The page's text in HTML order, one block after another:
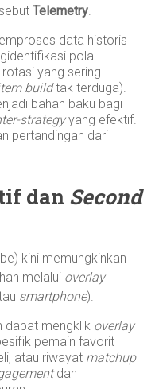
Telemetry.
data historis
pola
yang sering
buildtak terduga).
bahan baku bagi
strategyyang efektif.
pertandingan dari
dan Second
kini memungkinkan
melalui overlay
smartphone).
dapat mengklik overlay
pemain favorit
atau riwayat matchup
dan